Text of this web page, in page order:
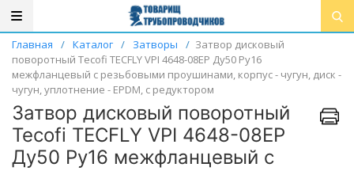
Главная / Каталог / Затворы / Затвор дисковый
поворотный Tecofi TECFLY VPI 4648-08EP Ду50 Ру16
межфланцевый с резьбовыми проушинами, корпус - чугун, диск -
чугун, уплотнение - EPDM, с редуктором
Затвор дисковый поворотный
Tecofi TECFLY VPI 4648-08EP
Ду50 Ру16 межфланцевый с